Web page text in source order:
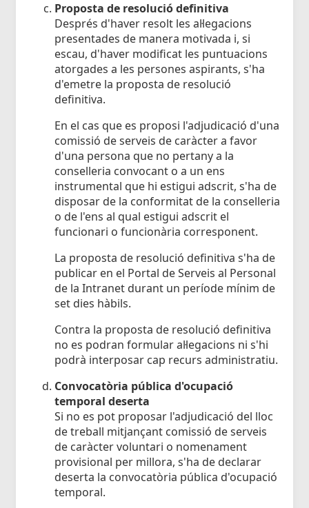
Proposta de resolució definitiva
Després d'haver resolt les al·legacions
presentades de manera motivada i, si
escau, d'haver modificat les puntuacions
atorgades a les persones aspirants, s'ha
d'emetre la proposta de resolució
definitiva.
En el cas que es proposi l'adjudicació d'una
comissió de serveis de caràcter a favor
d'una persona que no pertany a la
conselleria convocant o a un ens
instrumental que hi estigui adscrit, s'ha de
disposar de la conformitat de la conselleria
o de l'ens al qual estigui adscrit el
funcionari o funcionària corresponent.
La proposta de resolució definitiva s'ha de
publicar en el Portal de Serveis al Personal
de la Intranet durant un període mínim de
set dies hàbils.
Contra la proposta de resolució definitiva
no es podran formular al·legacions ni s'hi
podrà interposar cap recurs administratiu.
Convocatòria pública d'ocupació
temporal deserta
Si no es pot proposar l'adjudicació del lloc
de treball mitjançant comissió de serveis
de caràcter voluntari o nomenament
provisional per millora, s'ha de declarar
deserta la convocatòria pública d'ocupació
temporal.